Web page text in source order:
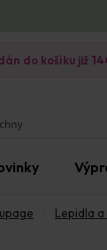
do košíku již
Lepidla